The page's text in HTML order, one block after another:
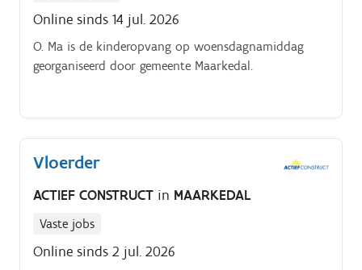
Online sinds 14 jul. 2026
O. Ma is de kinderopvang op woensdagnamiddag
georganiseerd door gemeente Maarkedal.
Vloerder
ACTIEF CONSTRUCT in MAARKEDAL
Vaste jobs
Online sinds 2 jul. 2026